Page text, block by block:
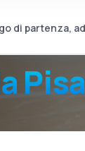
Pisa